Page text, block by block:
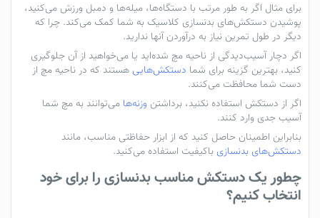
برای مثال اگر به طور مرتب با دستگاه‌ها، میله‌ها و دمبل ورزش می‌کنید،
پوشیدن دستکش‌های بدنسازی کلاسیک به شما کمک ‌می‌کند. چرا که
دیگر در طول تمرین نیاز به درآوردن آنها ندارید.
اگر دچار آسیب‌دیدگی از ناحیه مچ شده‌اید یا می‌خواهید از آن جلوگیری
کنید، بهترین گزینه برای شما دستکش‌هایی هستند که در ناحیه مچ از
دست شما محافظت می‌کنند.
اگر از دستکش استفاده نکنید، برداشتن وزنه‌ها می‌توانند به مچ شما
آسیب جدی وارد کنند.
بنابراین اطمینان حاصل کنید که از ابزار حفاظتی مناسب، مانند
دستکش‌های بدنسازی باکیفیت استفاده می‌کنید.
چطور یک دستکش مناسب بدنسازی را برای خود
انتخاب کنیم؟